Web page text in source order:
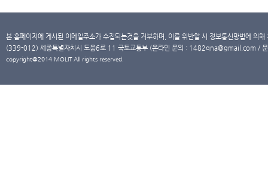
본 홈페이지에 게시된 이메일주소가 수집되는것을 거부하며, 이를 위반할 시 정보통신망법에 의
(339-012) 세종특별자치시 도움6로 11 국토교통부 (온라인 문의 : 1482qna@gmail.com /
copyright@2014 MOLIT All rights reserved.